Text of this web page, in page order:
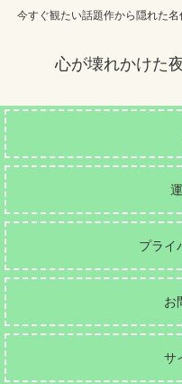
今すぐ観たい話題作から隠れた
心が壊れかけた
プライ
お
サ